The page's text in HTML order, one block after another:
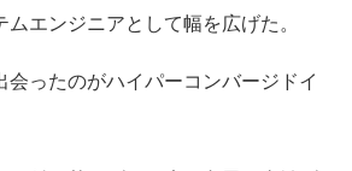
エンジニアとして幅を広げた。
ったのがハイパーコンバージドイ